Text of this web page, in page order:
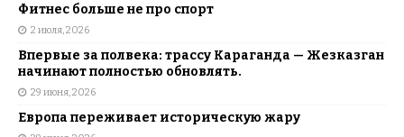
Фитнес больше не про спорт
2 июля, 2026
Впервые за полвека: трассу Караганда — Жезказган
начинают полностью обновлять.
29 июня, 2026
Европа переживает историческую жару